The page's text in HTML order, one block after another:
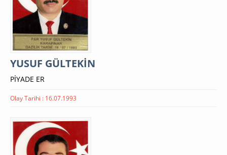
YUSUF GÜLTEKİN
PİYADE ER
Olay Tarihi : 16.07.1993